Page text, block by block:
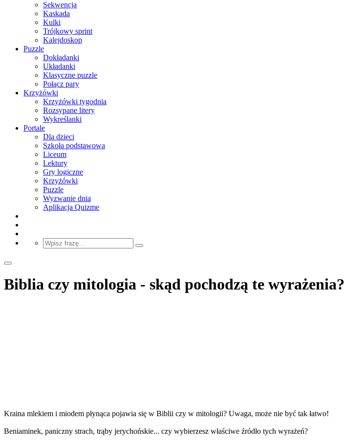
Sekwencja
Kaskada
Kulki
Trójkowy sprint
Kalejdoskop
Puzzle
Dokładanki
Układanki
Klasyczne puzzle
Połącz pary
Krzyżówki
Krzyżówki tygodnia
Rozsypane litery
Wykreślanki
Portale
Dla dzieci
Szkoła podstawowa
Liceum
Lektury
Gry logiczne
Krzyżówki
Puzzle
Wyzwanie dnia
Aplikacja Quizme
Biblia czy mitologia - skąd pochodzą te wyrażenia?
Kraina mlekiem i miodem płynąca pojawia się w Biblii czy w mitologii? Uwaga, może nie być tak łatwo!
Beniaminek, paniczny strach, trąby jerychońskie... czy wybierzesz właściwe źródło tych wyrażeń?